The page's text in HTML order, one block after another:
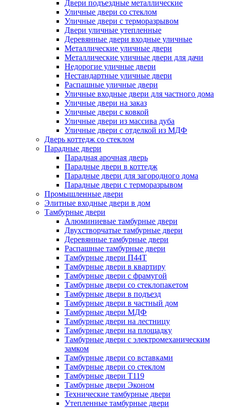
Двери подъездные металлические
Уличные двери со стеклом
Уличные двери с терморазрывом
Двери уличные утепленные
Деревянные двери входные уличные
Металлические уличные двери
Металлические уличные двери для дачи
Недорогие уличные двери
Нестандартные уличные двери
Распашные уличные двери
Уличные входные двери для частного дома
Уличные двери на заказ
Уличные двери с ковкой
Уличные двери из массива дуба
Уличные двери с отделкой из МДФ
Дверь коттедж со стеклом
Парадные двери
Парадная арочная дверь
Парадные двери в коттедж
Парадные двери для загородного дома
Парадные двери с терморазрывом
Промышленные двери
Элитные входные двери в дом
Тамбурные двери
Алюминиевые тамбурные двери
Двухстворчатые тамбурные двери
Деревянные тамбурные двери
Распашные тамбурные двери
Тамбурные двери П44Т
Тамбурные двери в квартиру
Тамбурные двери с фрамугой
Тамбурные двери со стеклопакетом
Тамбурные двери в подъезд
Тамбурные двери в частный дом
Тамбурные двери МДФ
Тамбурные двери на лестницу
Тамбурные двери на площадку
Тамбурные двери с электромеханическим
замком
Тамбурные двери со вставками
Тамбурные двери со стеклом
Тамбурные двери Т119
Тамбурные двери Эконом
Технические тамбурные двери
Утепленные тамбурные двери